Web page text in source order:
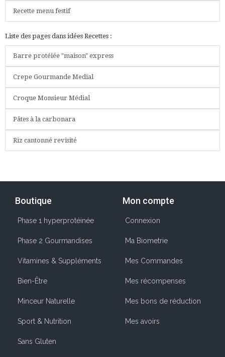
Recette menu festif
Liste des pages dans idées Recettes :
Barre protéiée "maison" express
Crepe Gourmande Medial
Croque Monsieur Médial
Pâtes à la carbonara
Riz cantonné revisité
Boutique
Phase 1 hyperprotéinée
Phase 2 Gourmandises
Vitamines & Suppléments
Bien-Être
Minceur Naturelle
Sport & Nutrition
Sans Gluten
Mon compte
Connexion
Ma Biometrie
Mes Commandes
Mes récompenses
Mes bons de réduction
Mes avoirs